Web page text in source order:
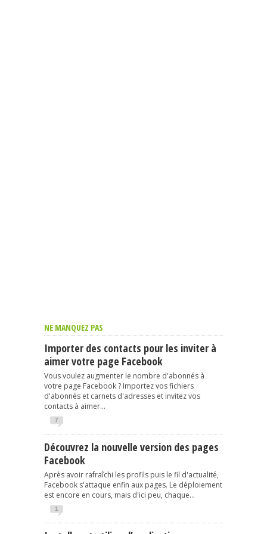
NE MANQUEZ PAS
Importer des contacts pour les inviter à
aimer votre page Facebook
Vous voulez augmenter le nombre d'abonnés à
votre page Facebook ? Importez vos fichiers
d'abonnés et carnets d'adresses et invitez vos
contacts à aimer...
7
Découvrez la nouvelle version des pages
Facebook
Après avoir rafraîchi les profils puis le fil d'actualité,
Facebook s'attaque enfin aux pages. Le déploiement
est encore en cours, mais d'ici peu, chaque...
1